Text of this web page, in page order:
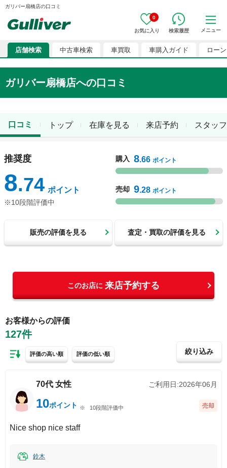
ガリバー扇橋店の口コミ
0
お気に入り 検索履歴 メニュー
店舗検索 中古車検索 車買取 車購入ガイド ローン
ガリバー扇橋店への口コミ
トップ 在庫を見る 来店予約
口コミ スタッフ
推奨度
8.74 ポイント
※10段階評価中
購入 8.66 ポイント
売却 9.28 ポイント
販売の評価を見る 査定・買取の評価を見る
このお店に 来店予約する
お客様からの評価
127件
絞り込み
評価の高い順 評価の低い順
70代 女性 ご利用日:2026年06月
10ポイント 10段階評価中 売却
Nice shop nice staff
鈴木